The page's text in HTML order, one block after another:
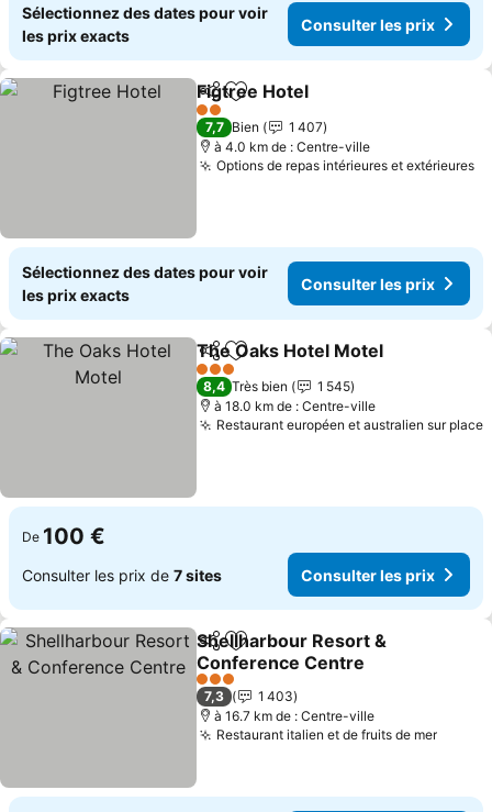
Sélectionnez des dates pour voir
les prix exacts
Consulter les prix
PartagerAjouter à mes favoris
Figtree Hotel
2 Étoiles
7,7 Bien
1 407
à 4.0 km de : Centre-ville
Options de repas intérieures et extérieures
Sélectionnez des dates pour voir
les prix exacts
Consulter les prix
PartagerAjouter à mes favoris
The Oaks Hotel Motel
3 Étoiles
8,4 Très bien
1 545
à 18.0 km de : Centre-ville
Restaurant européen et australien sur place
De 100 €
Consulter les prix de 7 sites Consulter les prix
PartagerAjouter à mes favoris
Shellharbour Resort &
Conference Centre
3 Étoiles
7,3
1 403
à 16.7 km de : Centre-ville
Restaurant italien et de fruits de mer